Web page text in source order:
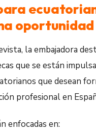
la embajadora
que se están
que desean
profesional en
enfocadas en: